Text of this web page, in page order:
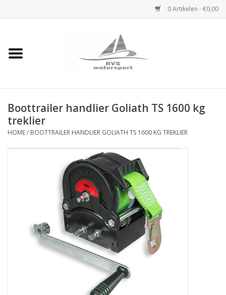
0 Artikelen - €0,00
Home
Rvs Dekbeslag
Rvs Accessoires
Verstaging
Boottrailer handlier Goliath TS 1600 kg
treklier
HOME/ BOOTTRAILER HANDLIER GOLIATH TS 1600 KG TREKLIER